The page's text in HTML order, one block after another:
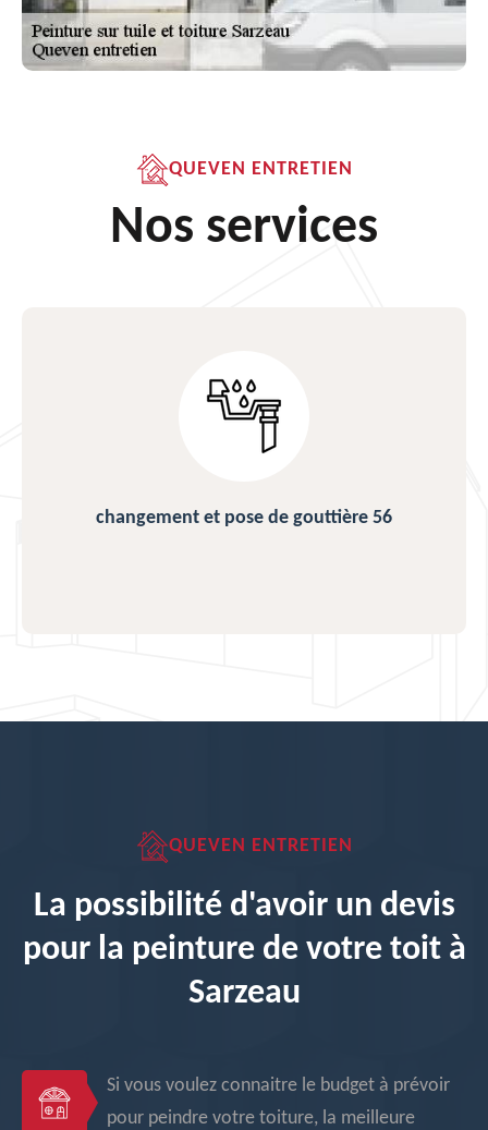
QUEVEN ENTRETIEN
Nos services
changement et pose de gouttière 56
QUEVEN ENTRETIEN
La possibilité d'avoir un devis
pour la peinture de votre toit à
Sarzeau
Si vous voulez connaitre le budget à prévoir
pour peindre votre toiture, la meilleure